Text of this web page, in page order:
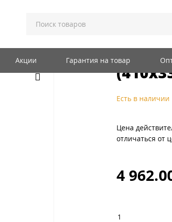
Акции Гарантия на товар
ЩМП; ОЩВ
IEK //
Есть в наличии
Цена
отличаться от
4